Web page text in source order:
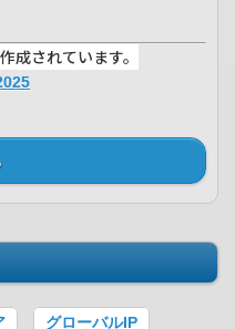
成されています。
グローバルIP